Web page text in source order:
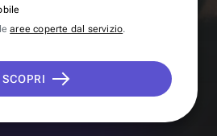
aree coperte dal servizio.
SCOPRI